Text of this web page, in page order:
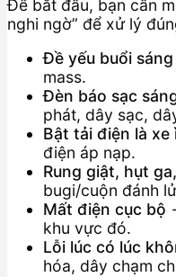
Để bắt đầu, bạn cần
nghi ngờ” để xử lý
Đề yếu buổi sáng
mass.
Đèn báo sạc
phát, dây sạc,
Bật tải điện là xe
điện áp nạp.
Rung giật, hụt
bugi/cuộn đánh
Mất điện cục bộ
khu vực đó.
Lỗi lúc có lúc
hóa, dây chạm